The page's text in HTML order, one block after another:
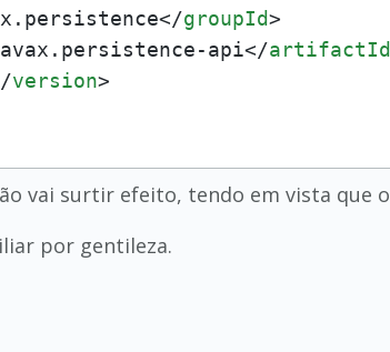
</groupId>
api</artifactId
version>
vai surtir efeito, tendo em vista que
por gentileza.